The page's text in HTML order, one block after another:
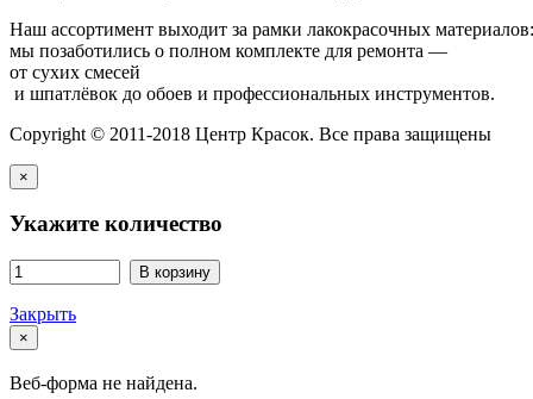
Наш ассортимент выходит за рамки лакокрасочных
мы позаботились о полном комплекте для ремонта —
от сухих смесей
и шпатлёвок до обоев и профессиональных инструментов.
Copyright © 2011-2018 Центр Красок. Все права защищены
×
Укажите количество
В корзину
Закрыть
×
Веб-форма не найдена.